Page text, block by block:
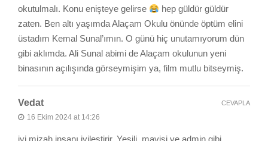
okutulmalı. Konu enişteye gelirse
hep güldür güldür
zaten. Ben altı yaşımda Alaçam Okulu önünde öptüm elini
üstadım Kemal Sunal’ımın. O günü hiç unutamıyorum dün
gibi aklımda. Ali Sunal abimi de Alaçam okulunun yeni
binasının açılışında görseymişim ya, film mutlu bitseymiş.
Vedat
16 Ekim 2024 at 14:26
CEVAPLA